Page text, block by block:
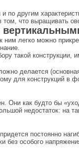
по другим
том, что выращивать
легко можно
такой конструкции,
делается
для конструкций в
Они как будто бы
недостаток: на
постоянно
без особого